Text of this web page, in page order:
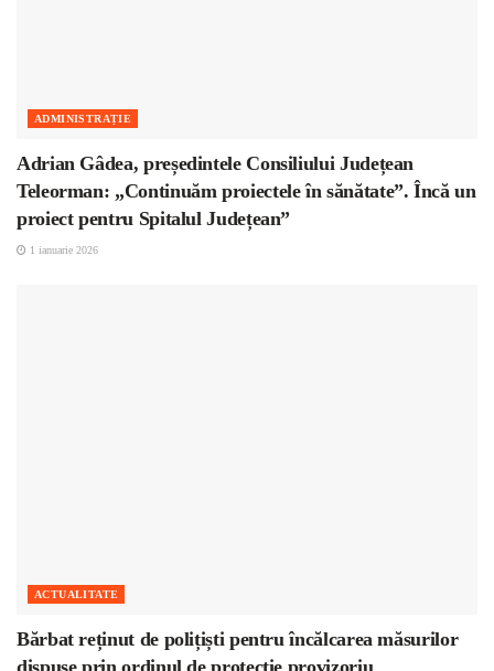
ADMINISTRAȚIE
Adrian Gâdea, președintele Consiliului Județean
Teleorman: „Continuăm proiectele în sănătate”. Încă un
proiect pentru Spitalul Județean”
1 ianuarie 2026
ACTUALITATE
Bărbat reținut de polițiști pentru încălcarea măsurilor
dispuse prin ordinul de protecție provizoriu